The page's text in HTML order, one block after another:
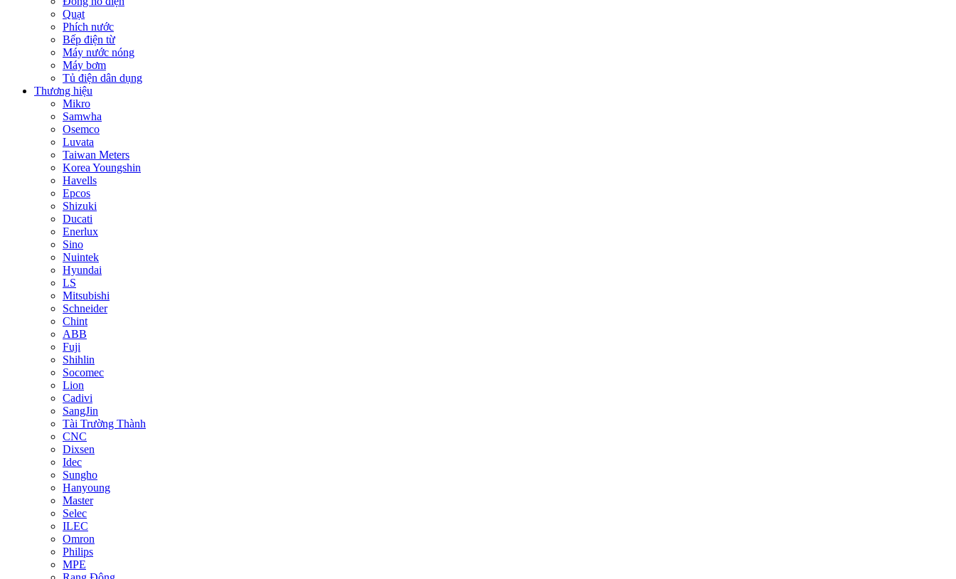
Quạt
Phích nước
Bếp điện từ
Máy nước nóng
Máy bơm
Tủ điện dân dụng
Thương hiệu
Mikro
Samwha
Osemco
Luvata
Taiwan Meters
Korea Youngshin
Havells
Epcos
Shizuki
Ducati
Enerlux
Sino
Nuintek
Hyundai
LS
Mitsubishi
Schneider
Chint
ABB
Fuji
Shihlin
Socomec
Lion
Cadivi
SangJin
Tài Trường Thành
CNC
Dixsen
Idec
Sungho
Hanyoung
Master
Selec
ILEC
Omron
Philips
MPE